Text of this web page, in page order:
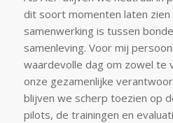
dit soort momenten laten zien
samenwerking is tussen
samenleving. Voor mij
waardevolle dag om zowel te
onze gezamenlijke
blijven we scherp toezien op
pilots, de trainingen en